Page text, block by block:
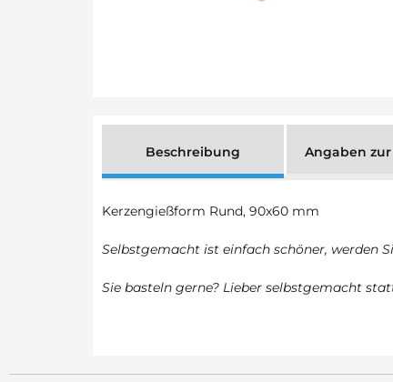
Beschreibung Angaben
Kerzengießform Rund, 90x60 mm
Selbstgemacht ist einfach schöner, werden
Sie basteln gerne? Lieber selbstgemacht